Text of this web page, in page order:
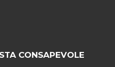
CONSAPEVOLE